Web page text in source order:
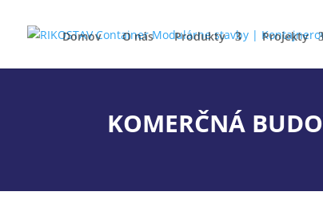
Domov O nás Produkty Projekty
KOMERČNÁ